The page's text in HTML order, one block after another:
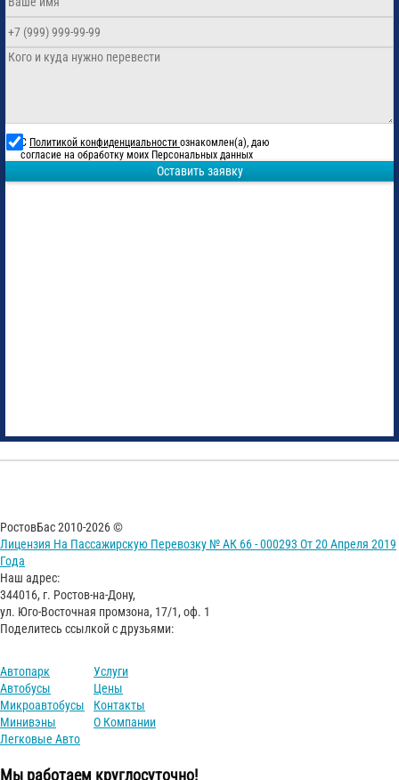
С Политикой конфиденциальности ознакомлен(а), даю
согласие на обработку моих Персональных данных
Оставить заявку
РостовБас 2010-2026 ©
Лицензия На Пассажирскую Перевозку № АК 66 - 000293 От 20 Апреля 2019
Года
Наш адрес:
344016, г. Ростов-на-Дону,
ул. Юго-Восточная промзона, 17/1, оф. 1
Поделитесь ссылкой с друзьями:
Автопарк
Автобусы
Микроавтобусы
Минивэны
Легковые Авто
Услуги
Цены
Контакты
О Компании
Мы работаем круглосуточно!